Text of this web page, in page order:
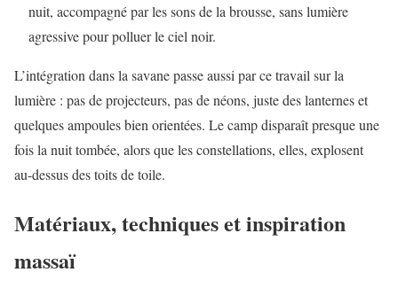
nuit, accompagné par les sons de la brousse, sans lumière
agressive pour polluer le ciel noir.
L’intégration dans la savane passe aussi par ce travail sur la
lumière : pas de projecteurs, pas de néons, juste des lanternes et
quelques ampoules bien orientées. Le camp disparaît presque une
fois la nuit tombée, alors que les constellations, elles, explosent
au-dessus des toits de toile.
Matériaux, techniques et inspiration
massaï